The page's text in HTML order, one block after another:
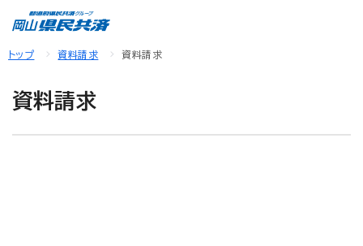
トップ 資料請求 資料請求
資料請求